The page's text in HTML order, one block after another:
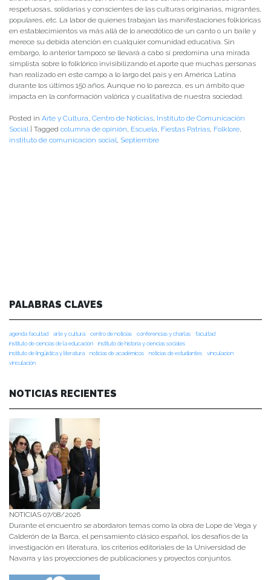
respetuosas, solidarias y conscientes de las culturas originarias, migrantes,
populares, etc. La labor de quienes trabajan las manifestaciones folklóricas
en establecimientos va más allá de lo anecdótico de un canto o un baile y
merece su debida atención en cualquier comunidad educativa. Sin
embargo, lo anterior tampoco se llevará a cabo si predomina una mirada
simplista sobre lo folklórico invisibilizando el aporte que muchas personas
han realizado en este campo a lo largo del país y en América Latina
durante los últimos 150 años. Aunque no lo parezca, es un ámbito que
impacta en la conformación valórica y cualitativa de nuestra sociedad.
Posted in Arte y Cultura, Centro de Noticias, Instituto de Comunicación
Social| Tagged columna de opinión, Escuela, Fiestas Patrias, Folklore,
instituto de comunicación social, Septiembre
PALABRAS CLAVES
agenda facultad arte y cultura centro de noticias conferencias y charlas
facultad
instituto de ciencias de la educación
instituto de historia y ciencias sociales
instituto de lingüística y literatura
noticias de académicos noticias de estudiantes
vinculacion
vinculación
NOTICIAS RECIENTES
NOTICIAS 07/08/2026
Durante el encuentro se abordaron temas como la obra de Lope de Vega y
Calderón de la Barca, el pensamiento clásico español, los desafíos de la
investigación en literatura, los criterios editoriales de la Universidad de
Navarra y las proyecciones de publicaciones y proyectos conjuntos.